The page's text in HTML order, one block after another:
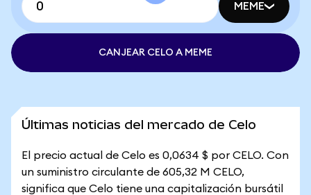
MEME
CANJEAR CELO A MEME
Últimas noticias del mercado de Celo
El precio actual de Celo es 0,0634 $ por CELO. Con
un suministro circulante de 605,32 M CELO,
significa que Celo tiene una capitalización bursátil